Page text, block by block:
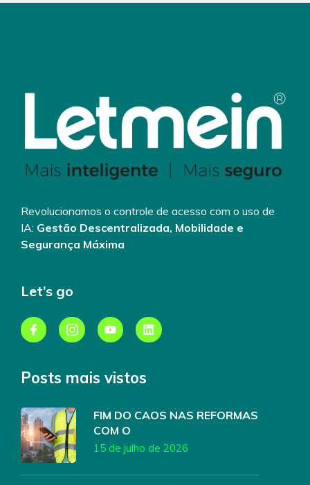
Revolucionamos o controle de acesso com o uso de
IA: Gestão Descentralizada, Mobilidade e
Segurança Máxima
Let’s go
Posts mais vistos
FIM DO CAOS NAS REFORMAS
COM O
15 de julho de 2026